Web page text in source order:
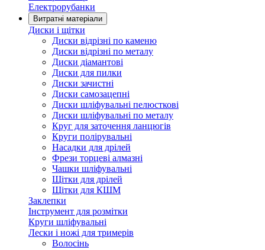
Електрорубанки
Витратні матеріали
Диски і щітки
Диски відрізні по каменю
Диски відрізні по металу
Диски діамантові
Диски для пилки
Диски зачистні
Диски самозацепні
Диски шліфувальні пелюсткові
Диски шліфувальні по металу
Круг для заточення ланцюгів
Круги полірувальні
Насадки для дрілей
Фрези торцеві алмазні
Чашки шліфувальні
Щітки для дрілей
Щітки для КШМ
Заклепки
Інструмент для розмітки
Круги шліфувальні
Лески і ножі для тримерів
Волосінь